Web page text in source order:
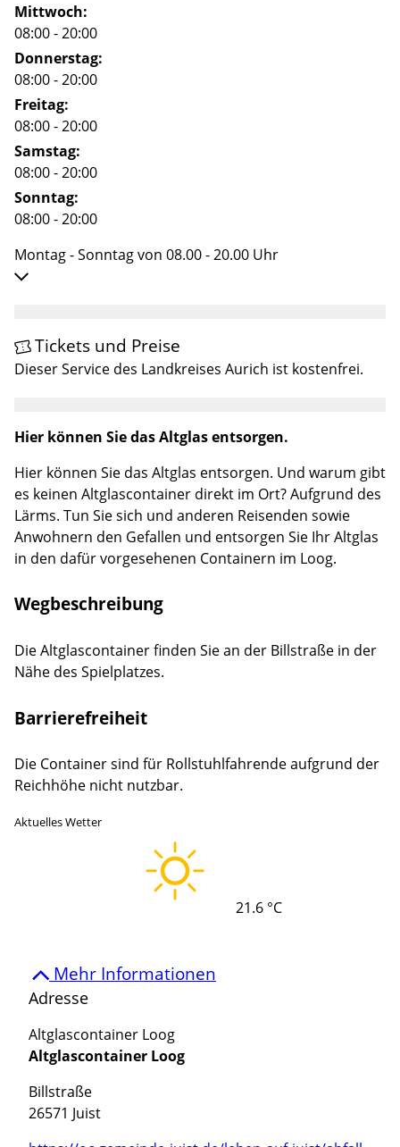
Aktuelles Wetter
21.6 °C
Hier können Sie das Altglas entsorgen.
Hier können Sie das Altglas entsorgen. Und warum gibt
es keinen Altglascontainer direkt im Ort? Aufgrund des
Lärms. Tun Sie sich und anderen Reisenden sowie
Anwohnern den Gefallen und entsorgen Sie Ihr Altglas
in den dafür vorgesehenen Containern im Loog.
Wegbeschreibung
Die Altglascontainer finden Sie an der Billstraße in der
Nähe des Spielplatzes.
Barrierefreiheit
Die Container sind für Rollstuhlfahrende aufgrund der
Reichhöhe nicht nutzbar.
Mittwoch:
08:00 - 20:00
Donnerstag:
08:00 - 20:00
Freitag:
08:00 - 20:00
Samstag:
08:00 - 20:00
Sonntag:
08:00 - 20:00
Montag - Sonntag von 08.00 - 20.00 Uhr
Tickets und Preise
Dieser Service des Landkreises Aurich ist kostenfrei.
Mehr Informationen
Adresse
Altglascontainer Loog
Altglascontainer Loog
Billstraße
26571 Juist